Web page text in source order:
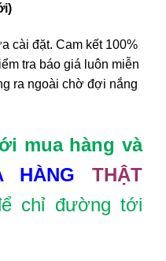
cài đặt. Cam kết 100%
tra báo giá luôn miễn
ra ngoài chờ đợi nắng
mua hàng và
HÀNG
THẬT
chỉ đường tới